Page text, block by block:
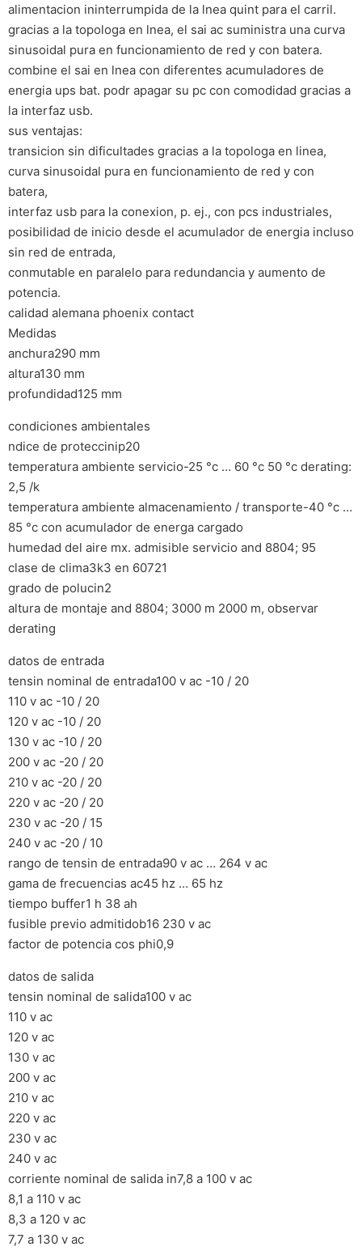
alimentacion ininterrumpida de la lnea quint para el carril.
gracias a la topologa en lnea, el sai ac suministra una curva
sinusoidal pura en funcionamiento de red y con batera.
combine el sai en lnea con diferentes acumuladores de
energia ups bat. podr apagar su pc con comodidad gracias a
la interfaz usb.
sus ventajas:
transicion sin dificultades gracias a la topologa en linea,
curva sinusoidal pura en funcionamiento de red y con
batera,
interfaz usb para la conexion, p. ej., con pcs industriales,
posibilidad de inicio desde el acumulador de energia incluso
sin red de entrada,
conmutable en paralelo para redundancia y aumento de
potencia.
calidad alemana phoenix contact
Medidas
anchura290 mm
altura130 mm
profundidad125 mm
condiciones ambientales
ndice de proteccinip20
temperatura ambiente servicio-25 °c … 60 °c 50 °c derating:
2,5 /k
temperatura ambiente almacenamiento / transporte-40 °c …
85 °c con acumulador de energa cargado
humedad del aire mx. admisible servicio and 8804; 95
clase de clima3k3 en 60721
grado de polucin2
altura de montaje and 8804; 3000 m 2000 m, observar
derating
datos de entrada
tensin nominal de entrada100 v ac -10 / 20
110 v ac -10 / 20
120 v ac -10 / 20
130 v ac -10 / 20
200 v ac -20 / 20
210 v ac -20 / 20
220 v ac -20 / 20
230 v ac -20 / 15
240 v ac -20 / 10
rango de tensin de entrada90 v ac … 264 v ac
gama de frecuencias ac45 hz … 65 hz
tiempo buffer1 h 38 ah
fusible previo admitidob16 230 v ac
factor de potencia cos phi0,9
datos de salida
tensin nominal de salida100 v ac
110 v ac
120 v ac
130 v ac
200 v ac
210 v ac
220 v ac
230 v ac
240 v ac
corriente nominal de salida in7,8 a 100 v ac
8,1 a 110 v ac
8,3 a 120 v ac
7,7 a 130 v ac